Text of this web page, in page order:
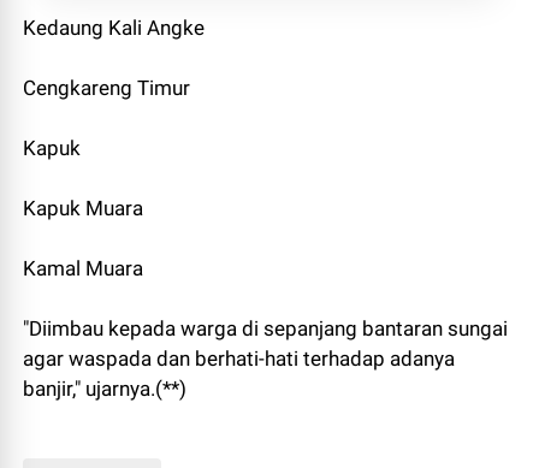
Kedaung Kali Angke
Cengkareng Timur
Kapuk
Kapuk Muara
Kamal Muara
"Diimbau kepada warga di sepanjang bantaran sungai
agar waspada dan berhati-hati terhadap adanya
banjir," ujarnya.(**)